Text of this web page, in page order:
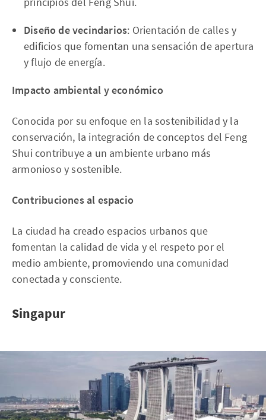
Diseño de vecindarios: Orientación de calles y
edificios que fomentan una sensación de apertura
y flujo de energía.
Impacto ambiental y económico
Conocida por su enfoque en la sostenibilidad y la
conservación, la integración de conceptos del Feng
Shui contribuye a un ambiente urbano más
armonioso y sostenible.
Contribuciones al espacio
La ciudad ha creado espacios urbanos que
fomentan la calidad de vida y el respeto por el
medio ambiente, promoviendo una comunidad
conectada y consciente.
Singapur